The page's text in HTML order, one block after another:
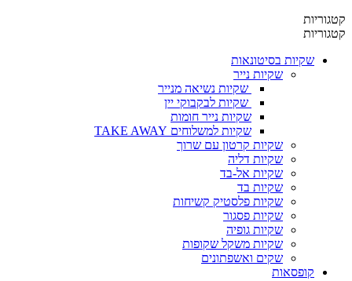
קטגוריות
קטגוריות
שקיות בסיטונאות
שקיות נייר
שקיות נשיאה מנייר
שקיות לבקבוקי יין
שקיות נייר חומות
שקיות למשלוחים TAKE AWAY
שקיות קרטון עם שרוך
שקיות דליה
שקיות אל-בד
שקיות בד
שקיות פלסטיק קשיחות
שקיות פסגור
שקיות גופיה
שקיות משקל שקופות
שקים ואשפתונים
קופסאות